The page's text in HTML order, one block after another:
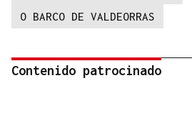
O BARCO DE VALDEORRAS
Contenido patrocinado